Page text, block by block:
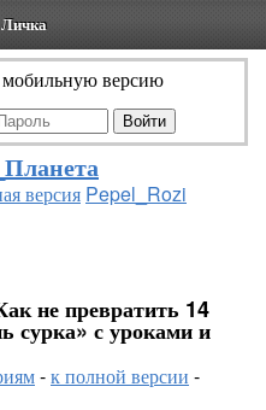
Личка
версию
версия Pepel_Rozi
не превратить 14
сурка» с уроками и
-к полной версии -